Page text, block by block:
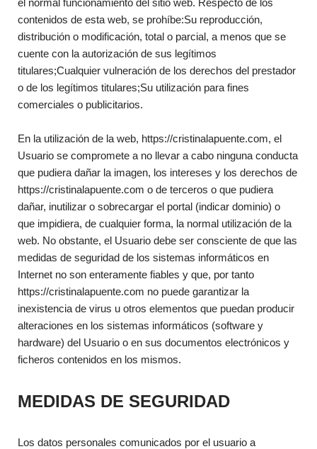
contenidos de esta web, se prohíbe:Su reproducción,
distribución o modificación, total o parcial, a menos que se
cuente con la autorización de sus legítimos
titulares;Cualquier vulneración de los derechos del prestador
o de los legítimos titulares;Su utilización para fines
comerciales o publicitarios.
En la utilización de la web, https://cristinalapuente.com, el
Usuario se compromete a no llevar a cabo ninguna conducta
que pudiera dañar la imagen, los intereses y los derechos de
https://cristinalapuente.com o de terceros o que pudiera
dañar, inutilizar o sobrecargar el portal (indicar dominio) o
que impidiera, de cualquier forma, la normal utilización de la
web. No obstante, el Usuario debe ser consciente de que las
medidas de seguridad de los sistemas informáticos en
Internet no son enteramente fiables y que, por tanto
https://cristinalapuente.com no puede garantizar la
inexistencia de virus u otros elementos que puedan producir
alteraciones en los sistemas informáticos (software y
hardware) del Usuario o en sus documentos electrónicos y
ficheros contenidos en los mismos.
MEDIDAS DE SEGURIDAD
Los datos personales comunicados por el usuario a